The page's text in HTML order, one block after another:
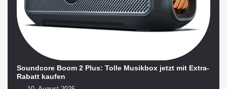
Soundcore Boom 2 Plus: Tolle Musikbox jetzt mit Extra-
Rabatt kaufen